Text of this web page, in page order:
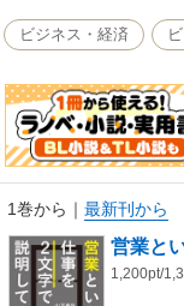
ビジネス・経済
1巻から ｜ 最新刊から
営業と
1,200pt/